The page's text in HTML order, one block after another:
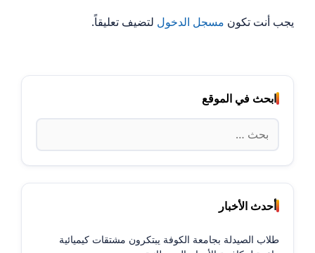
يجب أنت تكون مسجل الدخول لتضيف تعليقاً.
ابحث في الموقع
البحث
عن:
أحدث الأخبار
طلاب الصيدلة بجامعة الكوفة يبتكرون مشتقات كيميائية